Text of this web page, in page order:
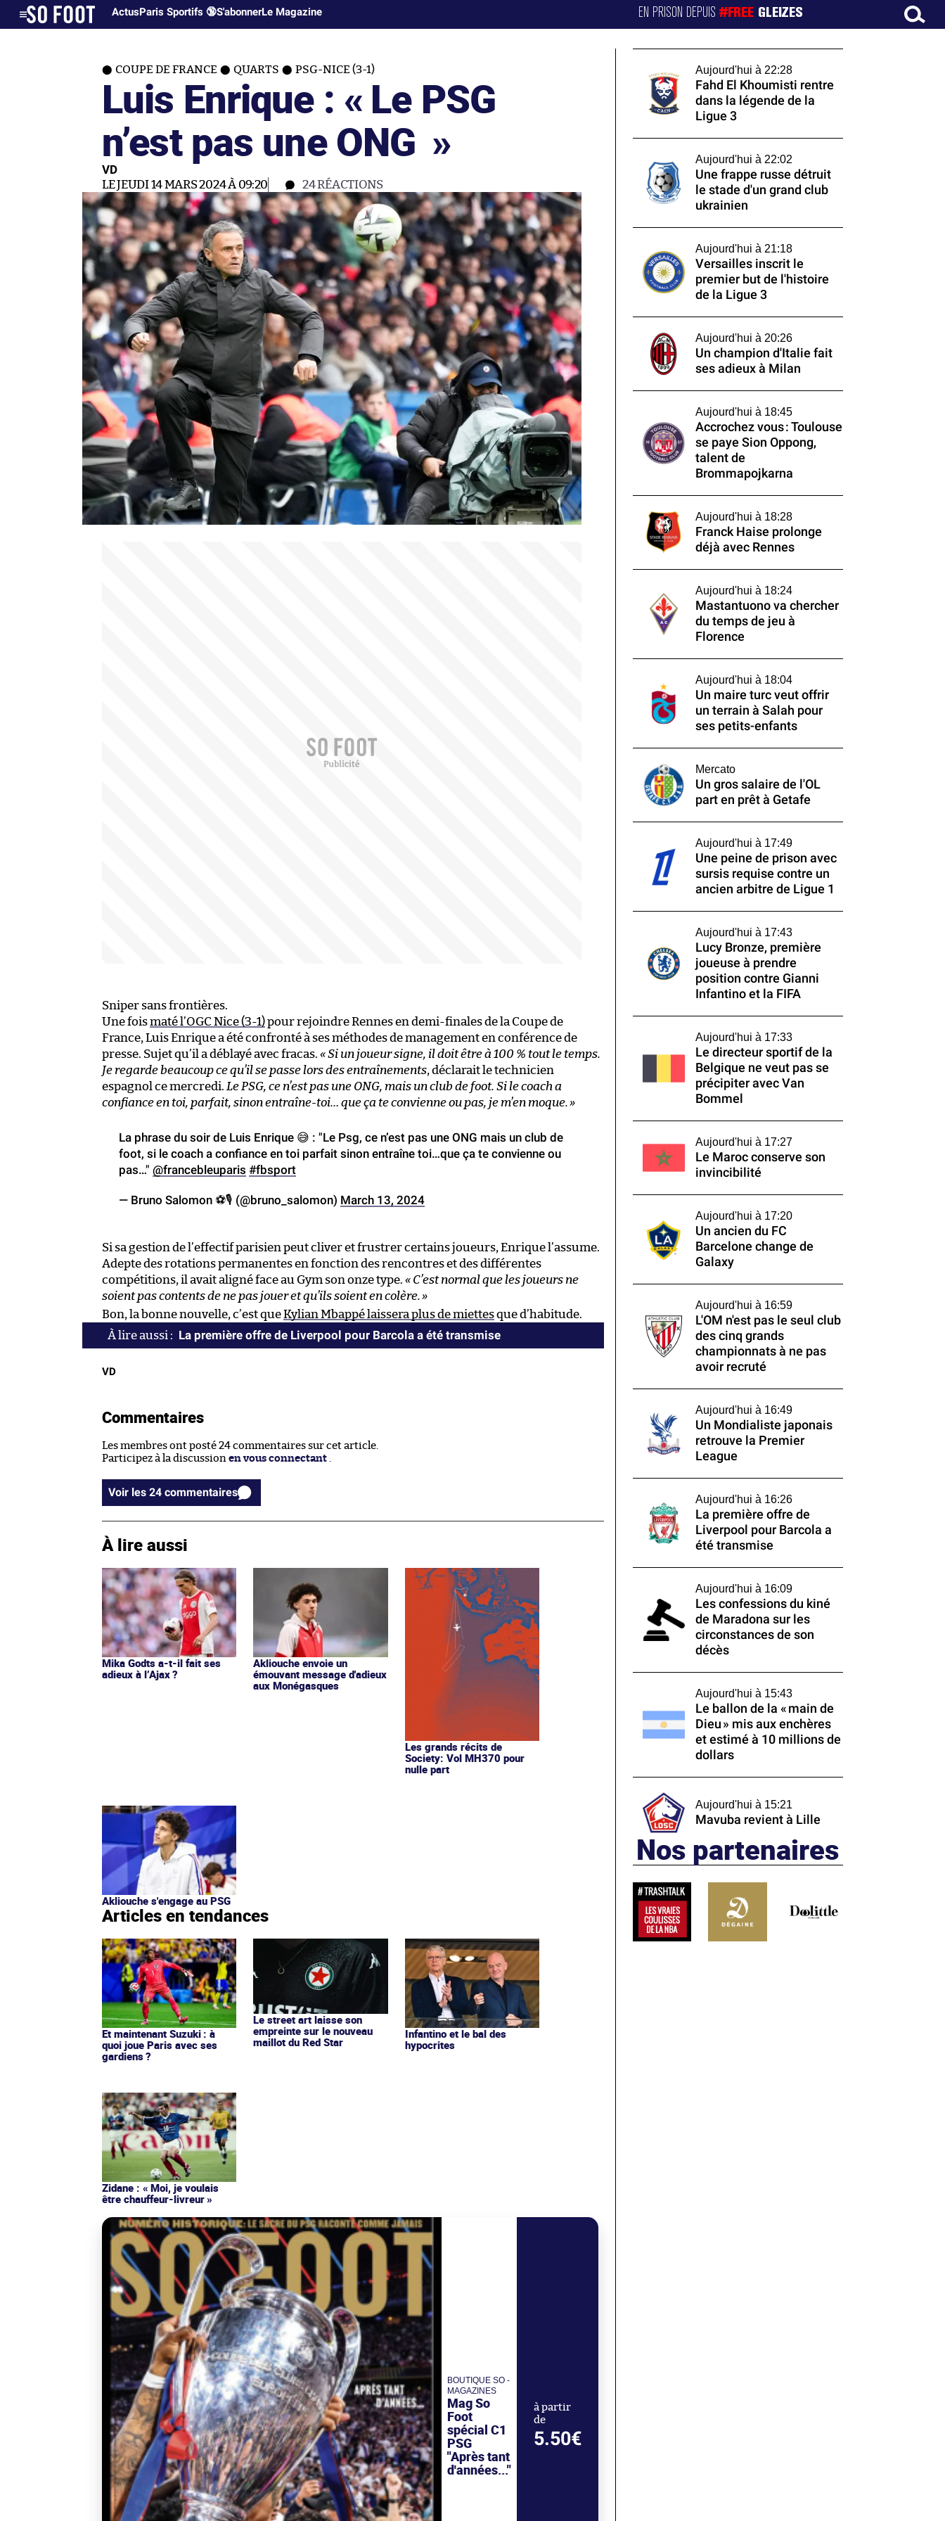
ActusParis Sportifs 🔞S'abonnerLe Magazine EN PRISON DEPUIS#FREE GLEIZES
COUPE DE FRANCE QUARTS PSG-NICE (3-1)
Luis Enrique : « Le PSG
n’est pas une ONG »
VD
LE JEUDI 14 MARS 2024 À 09:20 24RÉACTIONS
Sniper sans frontières.
Une foismaté l’OGC Nice (3-1)pour rejoindre Rennes en demi-finales de la Coupe de
France, Luis Enrique a été confronté à ses méthodes de management en conférence de
presse. Sujet qu’il a déblayé avec fracas. « Si un joueur signe, il doit être à 100 % tout le temps.
Je regarde beaucoup ce qu’il se passe lors des entraînements, déclarait le technicien
espagnol ce mercredi. Le PSG, ce n’est pas une ONG, mais un club de foot. Si le coach a
confiance en toi, parfait, sinon entraîne-toi… que ça te convienne ou pas, je m’en moque.»
La phrase du soir de Luis Enrique 😅 : "Le Psg, ce n’est pas une ONG mais un club de
foot, si le coach a confiance en toi parfait sinon entraîne toi…que ça te convienne ou
pas…" @francebleuparis #fbsport
— Bruno Salomon ⚽🎙 (@bruno_salomon) March 13, 2024
Si sa gestion de l’effectif parisien peut cliver et frustrer certains joueurs, Enrique l’assume.
Adepte des rotations permanentes en fonction des rencontres et des différentes
compétitions, il avait aligné face au Gym son onze type. « C’est normal que les joueurs ne
soient pas contents de ne pas jouer et qu’ils soient en colère.»
Bon, la bonne nouvelle, c’est queKylian Mbappé laissera plus de miettesque d’habitude.
La première offre de Liverpool pour Barcola a été transmise
VD
Commentaires
Les membres ont posté 24 commentaires sur cet article.
Participez à la discussion en vous connectant
Voir les 24 commentaires
À lire aussi
Mika Godts a-t-il fait ses
adieux à l’Ajax ?
Akliouche envoie un
émouvant message d'adieux
aux Monégasques
Les grands récits de
Society: Vol MH370 pour
nulle part
Akliouche s'engage au PSG
Articles en tendances
Et maintenant Suzuki : à
quoi joue Paris avec ses
gardiens ?
Le street art laisse son
empreinte sur le nouveau
maillot du Red Star
Infantino et le bal des
hypocrites
Zidane : « Moi, je voulais
être chauffeur-livreur »
BOUTIQUE SO -
MAGAZINES
Mag So
Foot
spécial C1
PSG
"Après tant
d'années..."
à partir
de
5.50€
Aujourd'hui à 22:28
Fahd El Khoumisti rentre
dans la légende de la
Ligue 3
Aujourd'hui à 22:02
Une frappe russe détruit
le stade d'un grand club
ukrainien
Aujourd'hui à 21:18
Versailles inscrit le
premier but de l'histoire
de la Ligue 3
Aujourd'hui à 20:26
Un champion d'Italie fait
ses adieux à Milan
Aujourd'hui à 18:45
Accrochez vous : Toulouse
se paye Sion Oppong,
talent de
Brommapojkarna
Aujourd'hui à 18:28
Franck Haise prolonge
déjà avec Rennes
Aujourd'hui à 18:24
Mastantuono va chercher
du temps de jeu à
Florence
Aujourd'hui à 18:04
Un maire turc veut offrir
un terrain à Salah pour
ses petits-enfants
Mercato
Un gros salaire de l'OL
part en prêt à Getafe
Aujourd'hui à 17:49
Une peine de prison avec
sursis requise contre un
ancien arbitre de Ligue 1
Aujourd'hui à 17:43
Lucy Bronze, première
joueuse à prendre
position contre Gianni
Infantino et la FIFA
Aujourd'hui à 17:33
Le directeur sportif de la
Belgique ne veut pas se
précipiter avec Van
Bommel
Aujourd'hui à 17:27
Le Maroc conserve son
invincibilité
Aujourd'hui à 17:20
Un ancien du FC
Barcelone change de
Galaxy
Aujourd'hui à 16:59
L'OM n'est pas le seul club
des cinq grands
championnats à ne pas
avoir recruté
Aujourd'hui à 16:49
Un Mondialiste japonais
retrouve la Premier
League
Aujourd'hui à 16:26
La première offre de
Liverpool pour Barcola a
été transmise
Aujourd'hui à 16:09
Les confessions du kiné
de Maradona sur les
circonstances de son
décès
Aujourd'hui à 15:43
Le ballon de la « main de
Dieu » mis aux enchères
et estimé à 10 millions de
dollars
Aujourd'hui à 15:21
Mavuba revient à Lille
Nos partenaires